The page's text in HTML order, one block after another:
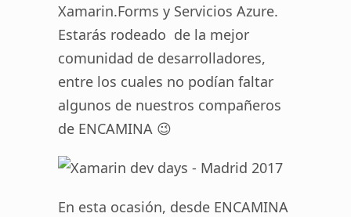
Xamarin.Forms y Servicios Azure.
Estarás rodeado de la mejor
comunidad de desarrolladores,
entre los cuales no podían faltar
algunos de nuestros compañeros
de ENCAMINA 😉
En esta ocasión, desde ENCAMINA